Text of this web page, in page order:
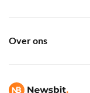
Over ons